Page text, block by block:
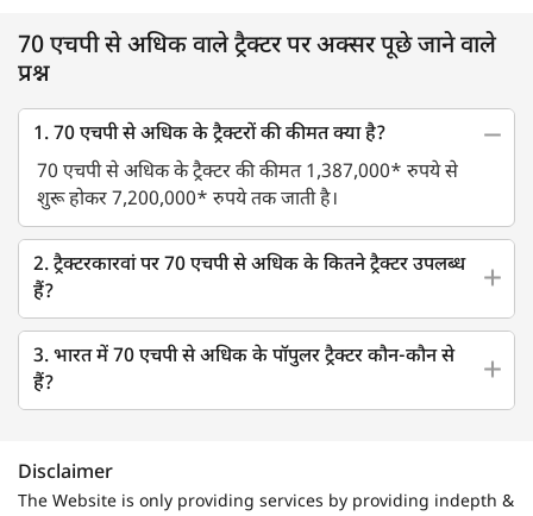
70 एचपी से अधिक वाले ट्रैक्टर पर अक्सर पूछे जाने वाले
प्रश्न
1. 70 एचपी से अधिक के ट्रैक्टरों की कीमत क्या है?
70 एचपी से अधिक के ट्रैक्टर की कीमत 1,387,000* रुपये से
शुरू होकर 7,200,000* रुपये तक जाती है।
2. ट्रैक्टरकारवां पर 70 एचपी से अधिक के कितने ट्रैक्टर उपलब्ध
हैं?
3. भारत में 70 एचपी से अधिक के पॉपुलर ट्रैक्टर कौन-कौन से
हैं?
Disclaimer
The Website is only providing services by providing indepth &